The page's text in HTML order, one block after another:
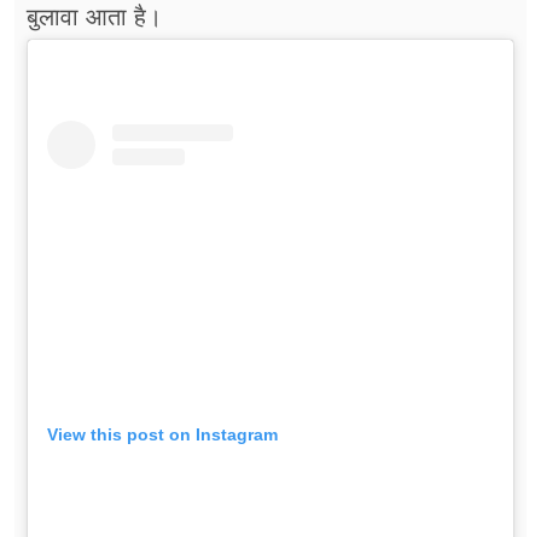
बुलावा आता है।
View this post on Instagram